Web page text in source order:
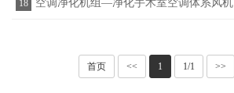
18 空调净化机组—净化手术室空调体系风机
首页 << 1 1/1 >>